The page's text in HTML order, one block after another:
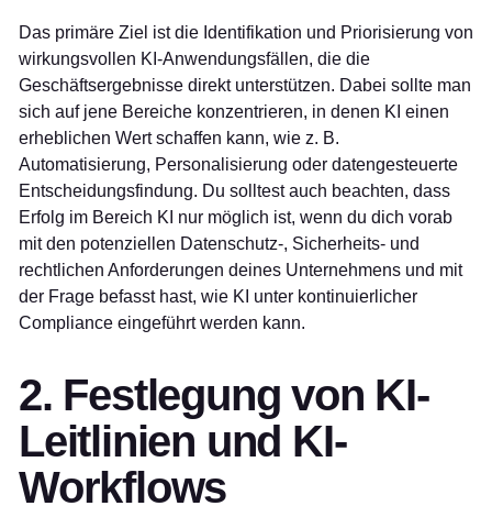
Das primäre Ziel ist die Identifikation und Priorisierung von
wirkungsvollen KI-Anwendungsfällen, die die
Geschäftsergebnisse direkt unterstützen. Dabei sollte man
sich auf jene Bereiche konzentrieren, in denen KI einen
erheblichen Wert schaffen kann, wie z. B.
Automatisierung, Personalisierung oder datengesteuerte
Entscheidungsfindung. Du solltest auch beachten, dass
Erfolg im Bereich KI nur möglich ist, wenn du dich vorab
mit den potenziellen Datenschutz-, Sicherheits- und
rechtlichen Anforderungen deines Unternehmens und mit
der Frage befasst hast, wie KI unter kontinuierlicher
Compliance eingeführt werden kann.
2. Festlegung von KI-
Leitlinien und KI-
Workflows